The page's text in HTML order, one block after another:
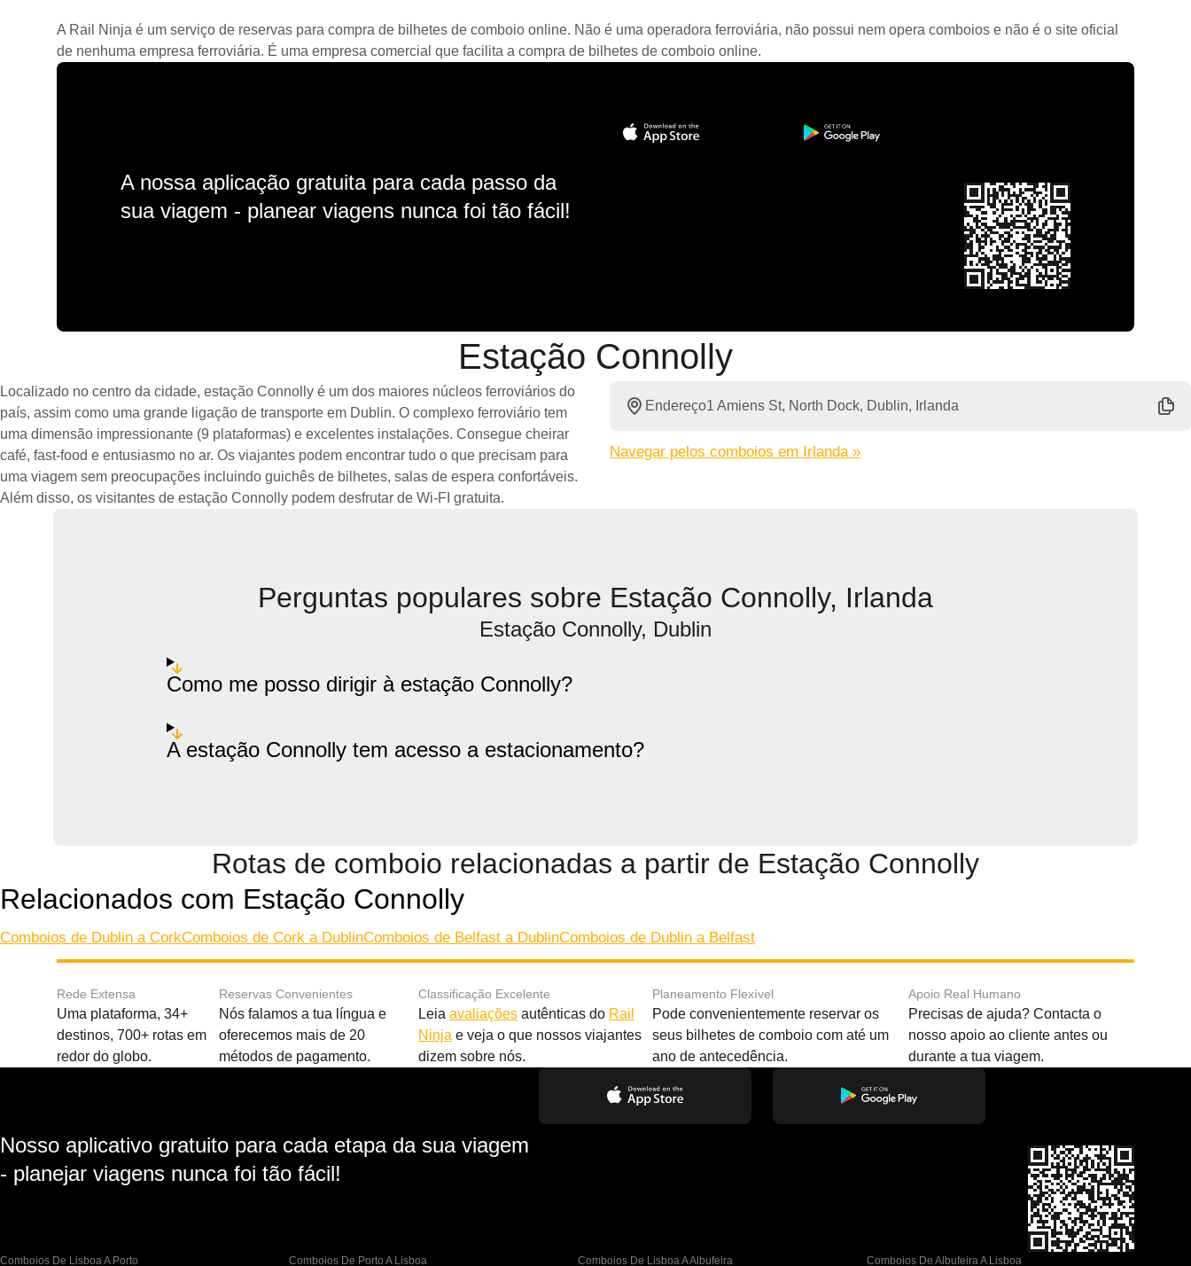
A Rail Ninja é um serviço de reservas para compra de bilhetes de comboio online. Não é uma operadora ferroviária, não possui nem opera comboios e não é o site oficial
de nenhuma empresa ferroviária. É uma empresa comercial que facilita a compra de bilhetes de comboio online.
A nossa aplicação gratuita para cada passo da
sua viagem - planear viagens nunca foi tão fácil!
Estação Connolly
Localizado no centro da cidade, estação Connolly é um dos maiores núcleos ferroviários do
país, assim como uma grande ligação de transporte em Dublin. O complexo ferroviário tem
uma dimensão impressionante (9 plataformas) e excelentes instalações. Consegue cheirar
café, fast-food e entusiasmo no ar. Os viajantes podem encontrar tudo o que precisam para
uma viagem sem preocupações incluindo guichês de bilhetes, salas de espera confortáveis.
Além disso, os visitantes de estação Connolly podem desfrutar de Wi-FI gratuita.
Endereço1 Amiens St, North Dock, Dublin, Irlanda
Navegar pelos comboios em Irlanda »
Perguntas populares sobre Estação Connolly, Irlanda
Estação Connolly, Dublin
Como me posso dirigir à estação Connolly?
A estação Connolly tem acesso a estacionamento?
Rotas de comboio relacionadas a partir de Estação Connolly
Relacionados com Estação Connolly
Comboios de Dublin a CorkComboios de Cork a DublinComboios de Belfast a DublinComboios de Dublin a Belfast
Rede Extensa
Uma plataforma, 34+
destinos, 700+ rotas em
redor do globo.
Reservas Convenientes
Nós falamos a tua língua e
oferecemos mais de 20
métodos de pagamento.
Classificação Excelente
Leia avaliaçõesautênticas do Rail
Ninja e veja o que nossos viajantes
dizem sobre nós.
Planeamento Flexível
Pode convenientemente reservar os
seus bilhetes de comboio com até um
ano de antecedência.
Apoio Real Humano
Precisas de ajuda? Contacta o
nosso apoio ao cliente antes ou
durante a tua viagem.
Nosso aplicativo gratuito para cada etapa da sua viagem
- planejar viagens nunca foi tão fácil!
Comboios De Lisboa A Porto Comboios De Porto A Lisboa Comboios De Lisboa A Albufeira Comboios De Albufeira A Lisboa